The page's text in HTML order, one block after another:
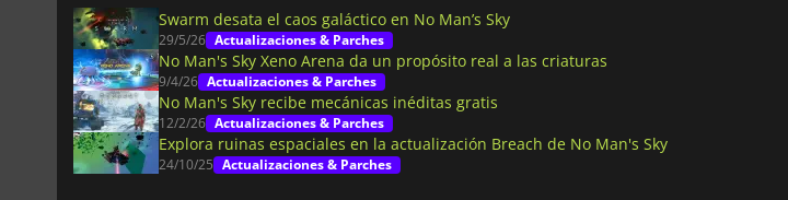
Swarm desata el caos galáctico en No Man’s Sky
29/5/26 Actualizaciones & Parches
No Man's Sky Xeno Arena da un propósito real a las criaturas
9/4/26 Actualizaciones & Parches
No Man's Sky recibe mecánicas inéditas gratis
12/2/26 Actualizaciones & Parches
Explora ruinas espaciales en la actualización Breach de No Man's Sky
24/10/25 Actualizaciones & Parches